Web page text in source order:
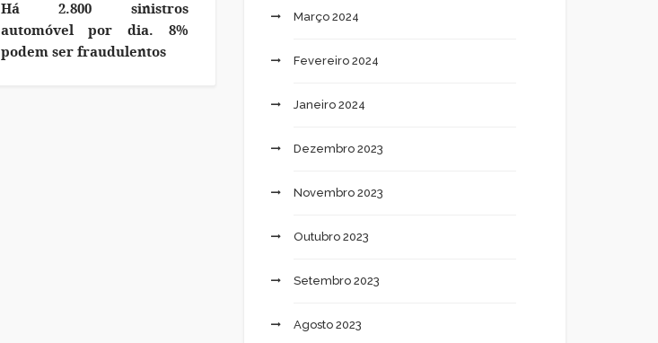
Há 2.800 sinistros
automóvel por dia. 8%
podem ser fraudulentos
Março 2024
Fevereiro 2024
Janeiro 2024
Dezembro 2023
Novembro 2023
Outubro 2023
Setembro 2023
Agosto 2023